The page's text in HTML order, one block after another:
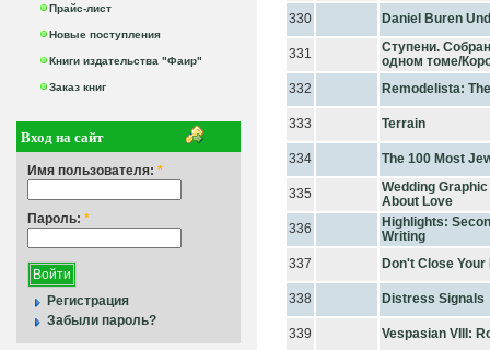
Прайс-лист
Новые поступления
Книги издательства "Фаир"
Заказ книг
Вход на сайт
Имя пользователя: *
Пароль: *
Регистрация
Забыли пароль?
330 Daniel Buren
331
Ступени.
одном томе/
332
Remodelista:
333 Terrain
334 The 100 Most
335
Wedding
About Love
336
Highlights:
Writing
337
Don't Close Your
338 Distress Signals
339 Vespasian VIII: